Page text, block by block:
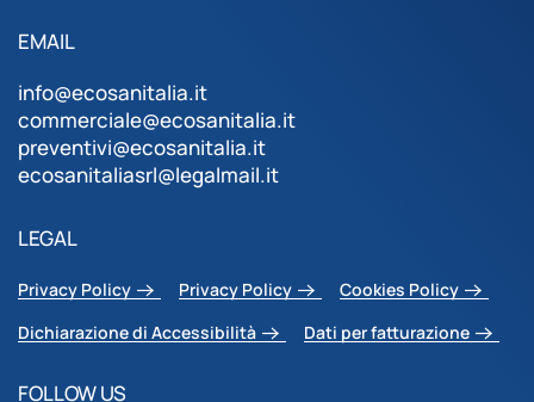
EMAIL
info@ecosanitalia.it
commerciale@ecosanitalia.it
preventivi@ecosanitalia.it
ecosanitaliasrl@legalmail.it
LEGAL
Privacy Policy Privacy Policy
Cookies Policy
Dichiarazione di Accessibilità
Dati per fatturazione
FOLLOW US